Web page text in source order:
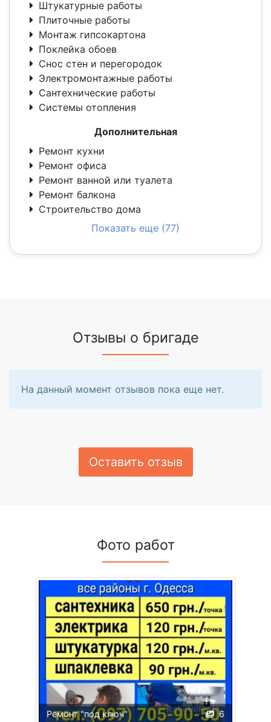
Штукатурные работы
Плиточные работы
Монтаж гипсокартона
Поклейка обоев
Снос стен и перегородок
Электромонтажные работы
Сантехнические работы
Системы отопления
Дополнительная
Ремонт кухни
Ремонт офиса
Ремонт ванной или туалета
Ремонт балкона
Строительство дома
Показать еще (77)
Отзывы о бригаде
На данный момент отзывов пока еще нет.
Оставить отзыв
Фото работ
6
Ремонт "под ключ"